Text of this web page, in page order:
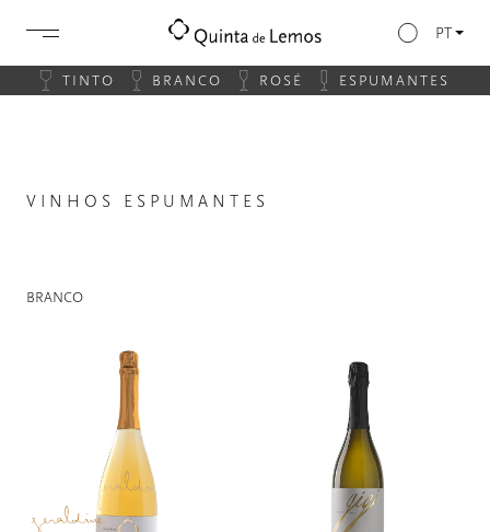
PT
TINTO BRANCO ROSÉ ESPUMANTES
VINHOS ESPUMANTES
BRANCO